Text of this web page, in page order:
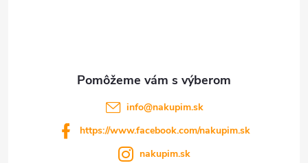
info@nakupim.sk
https://www.facebook.com/nakupim.sk
nakupim.sk